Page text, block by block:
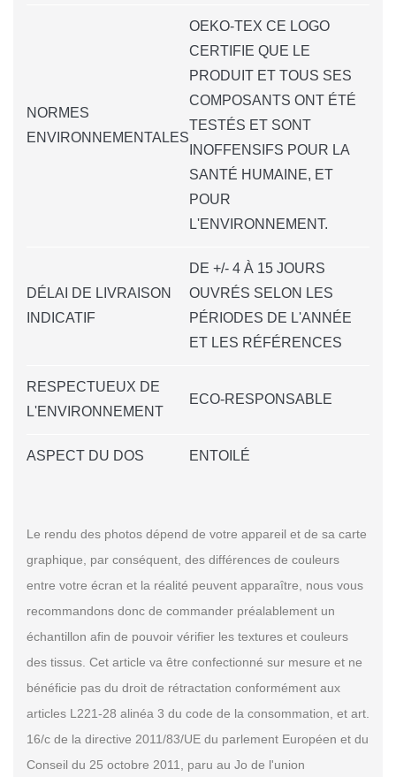
NORMES
ENVIRONNEMENTALES
OEKO-TEX CE LOGO
CERTIFIE QUE LE
PRODUIT ET TOUS SES
COMPOSANTS ONT ÉTÉ
TESTÉS ET SONT
INOFFENSIFS POUR LA
SANTÉ HUMAINE, ET
POUR
L'ENVIRONNEMENT.
DÉLAI DE LIVRAISON
INDICATIF
DE +/- 4 À 15 JOURS
OUVRÉS SELON LES
PÉRIODES DE L'ANNÉE
ET LES RÉFÉRENCES
RESPECTUEUX DE
L'ENVIRONNEMENT
ECO-RESPONSABLE
ASPECT DU DOS ENTOILÉ
Le rendu des photos dépend de votre appareil et de sa carte
graphique, par conséquent, des différences de couleurs
entre votre écran et la réalité peuvent apparaître, nous vous
recommandons donc de commander préalablement un
échantillon afin de pouvoir vérifier les textures et couleurs
des tissus. Cet article va être confectionné sur mesure et ne
bénéficie pas du droit de rétractation conformément aux
articles L221-28 alinéa 3 du code de la consommation, et art.
16/c de la directive 2011/83/UE du parlement Européen et du
Conseil du 25 octobre 2011, paru au Jo de l'union